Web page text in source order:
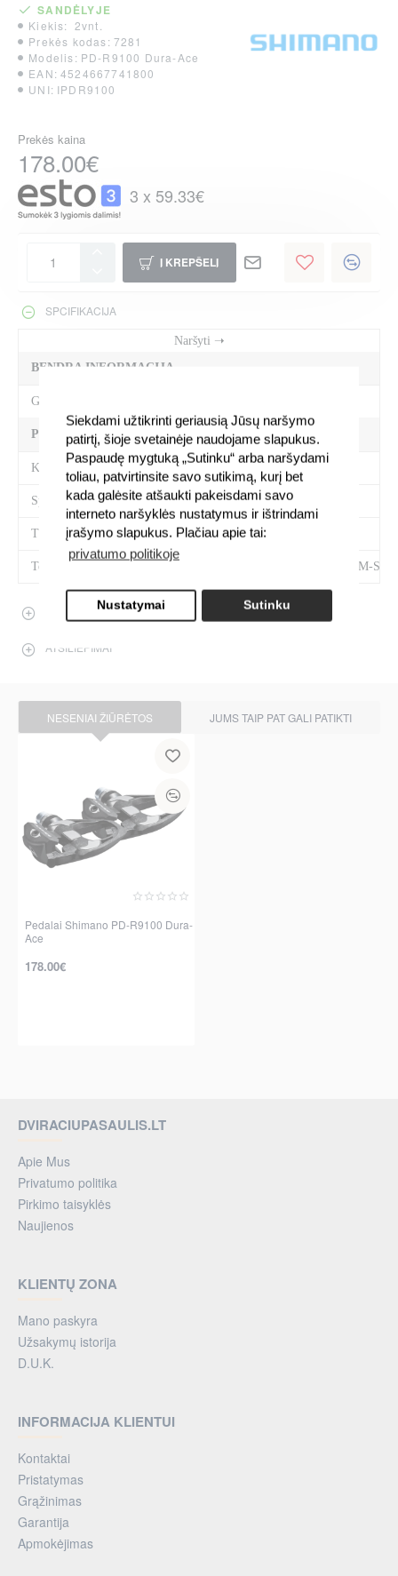
Siekdami užtikrinti geriausią Jūsų naršymo
patirtį, šioje svetainėje naudojame slapukus.
Paspaudę mygtuką „Sutinku“ arba naršydami
toliau, patvirtinsite savo sutikimą, kurį bet
kada galėsite atšaukti pakeisdami savo
interneto naršyklės nustatymus ir ištrindami
įrašymo slapukus. Plačiau apie tai:
privatumo politikoje
Nustatymai Sutinku
SANDĖLYJE
Kiekis: 2vnt.
Prekės kodas: 7281
Modelis: PD-R9100 Dura-Ace
EAN: 4524667741800
UNI: IPDR9100
Prekės kaina
178.00€
3 x 59.33€
Į KREPŠELĮ
SPCIFIKACIJA
BENDRA INFORMACIJA
Gamintojas
PREKĖS SAVYBĖS
Kategorija Plento
Spalva Juoda
Tipas Klipsiniai
Techninės savybės plokštelės SPD-SL SM-
APRAŠYMAS
ATSILIEPIMAI
NESENIAI ŽIŪRĖTOS JUMS TAIP PAT GALI PATIKTI
Pedalai Shimano PD-R9100 Dura-
Ace
178.00€
DVIRACIUPASAULIS.LT
Apie Mus
Privatumo politika
Pirkimo taisyklės
Naujienos
KLIENTŲ ZONA
Mano paskyra
Užsakymų istorija
D.U.K.
INFORMACIJA KLIENTUI
Kontaktai
Pristatymas
Grąžinimas
Garantija
Apmokėjimas